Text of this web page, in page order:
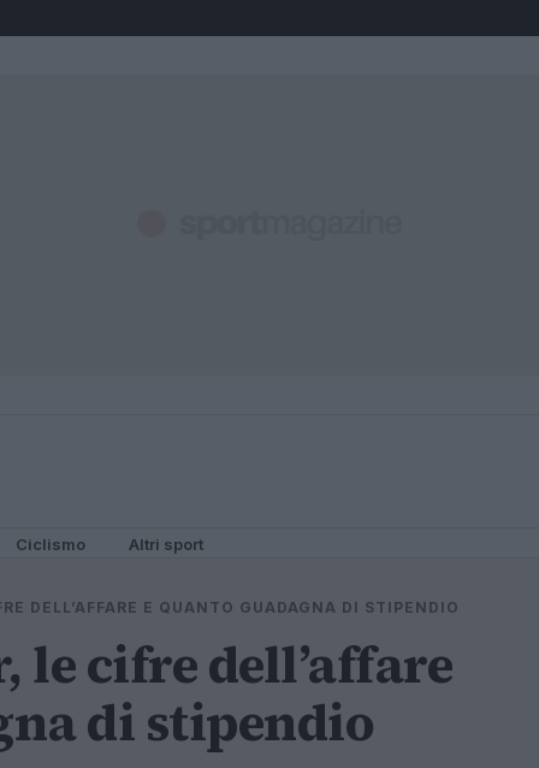
Ciclismo Altri sport
DELL’AFFARE E QUANTO GUADAGNA DI STIPENDIO
le cifre dell’affare
di stipendio